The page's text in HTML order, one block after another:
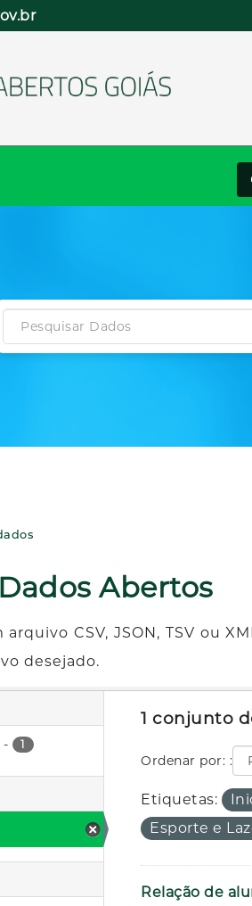
Abertos
CSV, JSON, TSV ou
desejado.
- 1
1 conjunto
Ordenar por:
Etiquetas:
Esporte e
Relação de